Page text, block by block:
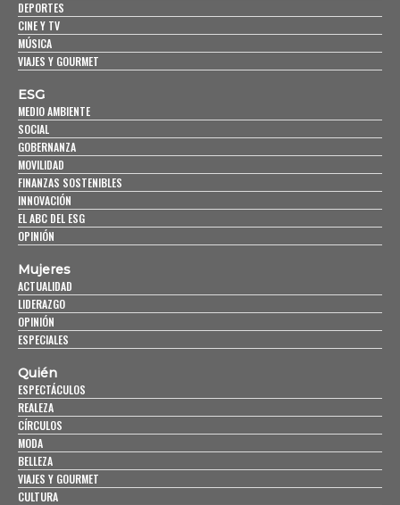
DEPORTES
CINE Y TV
MÚSICA
VIAJES Y GOURMET
ESG
MEDIO AMBIENTE
SOCIAL
GOBERNANZA
MOVILIDAD
FINANZAS SOSTENIBLES
INNOVACIÓN
EL ABC DEL ESG
OPINIÓN
Mujeres
ACTUALIDAD
LIDERAZGO
OPINIÓN
ESPECIALES
Quién
ESPECTÁCULOS
REALEZA
CÍRCULOS
MODA
BELLEZA
VIAJES Y GOURMET
CULTURA